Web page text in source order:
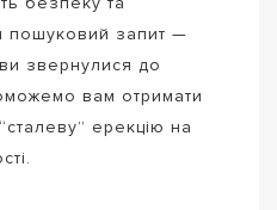
пошуковий запит —
звернулися до
вам отримати
ерекцію на